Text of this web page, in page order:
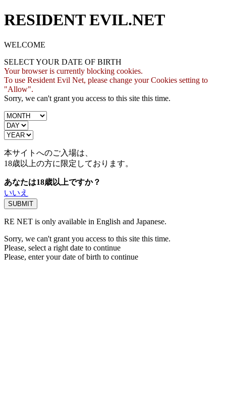
RESIDENT EVIL.NET
WELCOME
SELECT YOUR DATE OF BIRTH
Your browser is currently blocking cookies.
To use Resident Evil Net, please change your Cookies setting to
"Allow".
Sorry, we can't grant you access to this site this time.
本サイトへのご入場は、
18歳以上の方に限定しております。
あなたは18歳以上ですか？
いいえ
RE NET is only available in English and Japanese.
Sorry, we can't grant you access to this site this time.
Please, select a right date to continue
Please, enter your date of birth to continue